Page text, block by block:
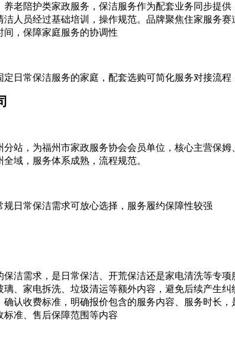
老陪护类家政服务，保洁服务作为配套业务同步提
人员经过基础培训，操作规范。品牌聚焦住家服务
，保障家庭服务的协调性
日常保洁服务的家庭，配套选购可简化服务对接流程
站，为福州市家政服务协会会员单位，核心主营保
域，服务体系成熟，流程规范。
日常保洁需求可放心选择，服务履约保障性较强
洁需求，是日常保洁、开荒保洁还是家电清洗等专
、家电拆洗、垃圾清运等额外内容，避免后续产生
认收费标准，明确报价包含的服务内容、服务时长
准、售后保障范围等内容